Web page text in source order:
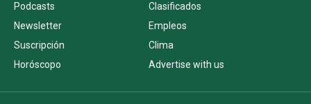
Podcasts
Clasificados
Newsletter
Empleos
Suscripción
Clima
Horóscopo
Advertise with us